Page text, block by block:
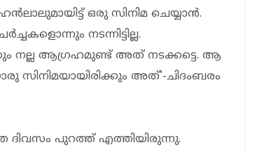
ഒരു സിനിമ ചെയ്യാന്‍.
നടന്നിട്ടില്ല.
നല്ല ആഗ്രഹമുണ്ട് അത് നടക്കട്ടെ. ആ
സിനിമയായിരിക്കും അത്'-ചിദംബരം
ദിവസം പുറത്ത് എത്തിയിരുന്നു.